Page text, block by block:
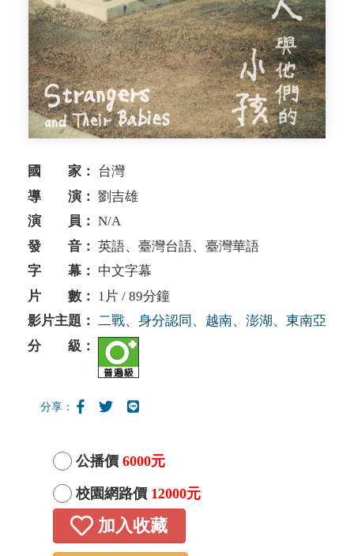
國 家： 台灣
導 演： 劉吉雄
演 員： N/A
發 音： 英語、臺灣台語、臺灣華語
字 幕： 中文字幕
片 數： 1片 / 89分鐘
影片主題： 二戰、身分認同、越南、澎湖、東南亞
分 級：
分享：
公播價 6000元
校園網路價 12000元
加入收藏